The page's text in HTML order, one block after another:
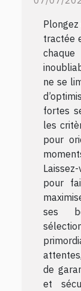
tractée
ne se
fortes
les
pour
pour
ses
de
et